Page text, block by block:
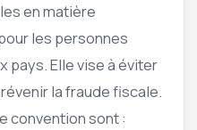
en matière
les personnes
pays. Elle vise à éviter
la fraude fiscale.
convention sont :